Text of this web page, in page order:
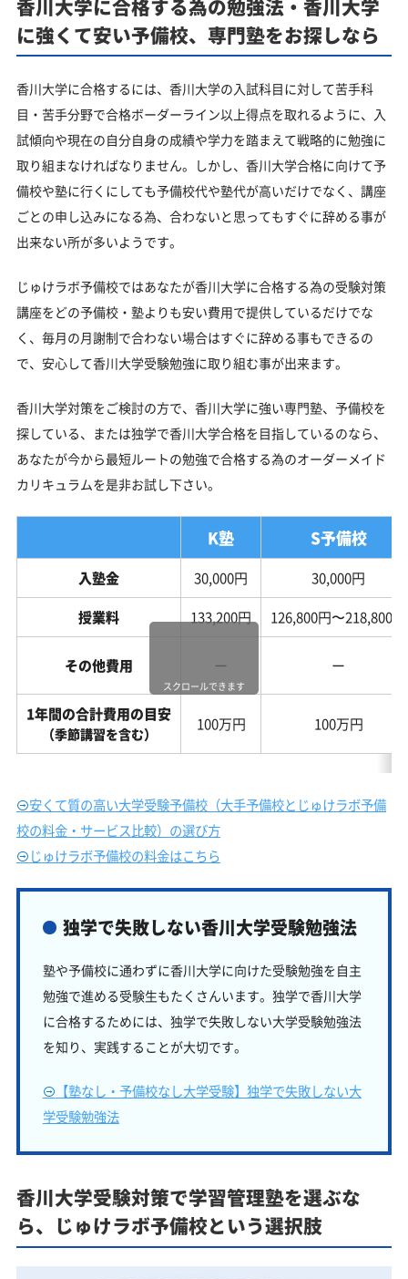
香川大学に合格する為の勉強法・香川大学
に強くて安い予備校、専門塾をお探しなら
香川大学に合格するには、香川大学の入試科目に対して苦手科
目・苦手分野で合格ボーダーライン以上得点を取れるように、入
試傾向や現在の自分自身の成績や学力を踏まえて戦略的に勉強に
取り組まなければなりません。しかし、香川大学合格に向けて予
備校や塾に行くにしても予備校代や塾代が高いだけでなく、講座
ごとの申し込みになる為、合わないと思ってもすぐに辞める事が
出来ない所が多いようです。
じゅけラボ予備校ではあなたが香川大学に合格する為の受験対策
講座をどの予備校・塾よりも安い費用で提供しているだけでな
く、毎月の月謝制で合わない場合はすぐに辞める事もできるの
で、安心して香川大学受験勉強に取り組む事が出来ます。
香川大学対策をご検討の方で、香川大学に強い専門塾、予備校を
探している、または独学で香川大学合格を目指しているのなら、
あなたが今から最短ルートの勉強で合格する為のオーダーメイド
カリキュラムを是非お試し下さい。
K塾 S予備校
入塾金 30,000円
30,000円
授業料
133,200円 126,800円〜218,800円
その他費用 ー ー
1年間の合計費用の目安
（季節講習を含む） 100万円 100万円
スクロールできます
安くて質の高い大学受験予備校（大手予備校とじゅけラボ予備
校の料金・サービス比較）の選び方
じゅけラボ予備校の料金はこちら
独学で失敗しない香川大学受験勉強法
塾や予備校に通わずに香川大学に向けた受験勉強を自主
勉強で進める受験生もたくさんいます。独学で香川大学
に合格するためには、独学で失敗しない大学受験勉強法
を知り、実践することが大切です。
【塾なし・予備校なし大学受験】独学で失敗しない大
学受験勉強法
香川大学受験対策で学習管理塾を選ぶな
ら、じゅけラボ予備校という選択肢